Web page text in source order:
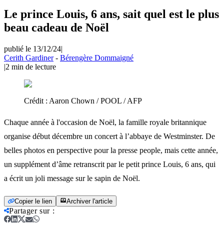
Le prince Louis, 6 ans, sait quel est le plus
beau cadeau de Noël
publié le 13/12/24|
Cerith Gardiner- Bérengère Dommaigné
|2 min de lecture
Crédit : Aaron Chown / POOL / AFP
Chaque année à l'occasion de Noël, la famille royale britannique
organise début décembre un concert à l’abbaye de Westminster. De
belles photos en perspective pour la presse people, mais cette année,
un supplément d’âme retranscrit par le petit prince Louis, 6 ans, qui
a écrit un joli message sur le sapin de Noël.
Copier le lien Archiver l'article
Partager sur: